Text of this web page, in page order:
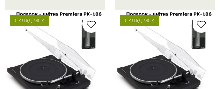
СКЛАД МСК СКЛАД МСК